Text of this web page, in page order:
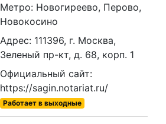
Метро: Новогиреево, Перово,
Новокосино
Адрес: 111396, г. Москва,
Зеленый пр-кт, д. 68, корп. 1
Официальный сайт:
https://sagin.notariat.ru/
Работает в выходные